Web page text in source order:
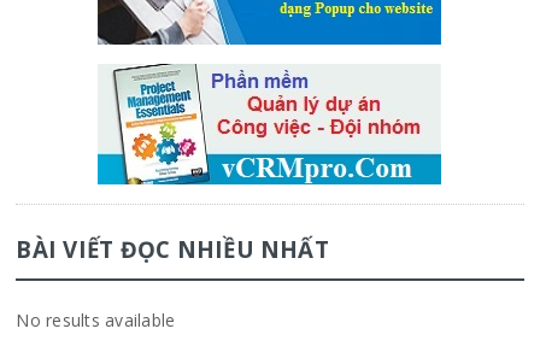
BÀI VIẾT ĐỌC NHIỀU NHẤT
No results available